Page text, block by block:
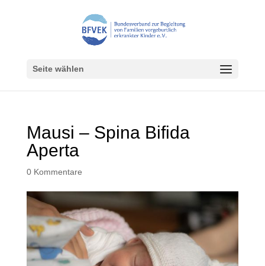
Seite wählen
Mausi – Spina Bifida
Aperta
0 Kommentare